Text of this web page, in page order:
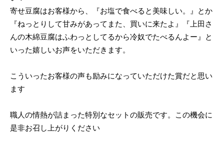
寄せ豆腐はお客様から、『お塩で食べると美味しい。』とか
『ねっとりして甘みがあってまた、買いに来たよ』『上田さ
んの木綿豆腐はふわっとしてるから冷奴でたべるんよー』と
いった嬉しいお声をいただきます。
こういったお客様の声も励みになっていただけた賞だと思い
ます
職人の情熱が詰まった特別なセットの販売です。この機会に
是非お召し上がりください